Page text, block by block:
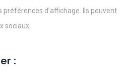
d’affichage. Ils peuvent
sociaux
: